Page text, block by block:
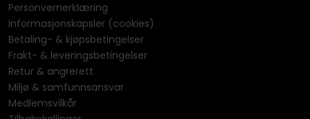
Personvernerklæring
Informasjonskapsler (cookies)
Betaling- & kjøpsbetingelser
Frakt- & leveringsbetingelser
Retur & angrerett
Miljø & samfunnsansvar
Medlemsvilkår